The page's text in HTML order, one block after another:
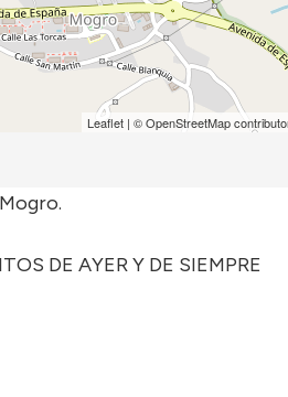
Leaflet| ©OpenStreetMap
DE AYER Y DE SIEMPRE